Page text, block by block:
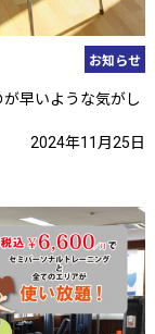
お知らせ
早いような気がし
2024年11月25日